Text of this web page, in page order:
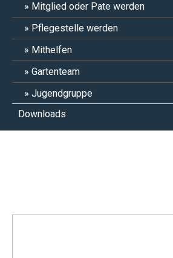
Mitglied oder Pate werden
Pflegestelle werden
Mithelfen
Gartenteam
Jugendgruppe
Downloads